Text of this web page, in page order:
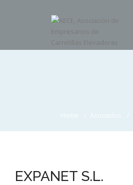
Home Asociados
EXPANET S.L.